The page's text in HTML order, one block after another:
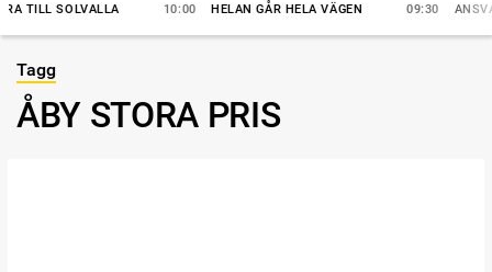
SOLVALLA HELAN GÅR HELA VÄGEN ANSVAR
Tagg
ÅBY STORA PRIS